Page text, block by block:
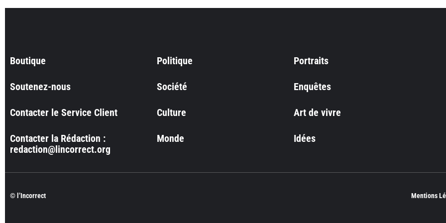
Boutique
Soutenez-nous
Contacter le Service Client
Contacter la Rédaction :
redaction@lincorrect.org
Politique
Société
Culture
Monde
Portraits
Enquêtes
Art de vivre
Idées
© l’Incorrect Mentions